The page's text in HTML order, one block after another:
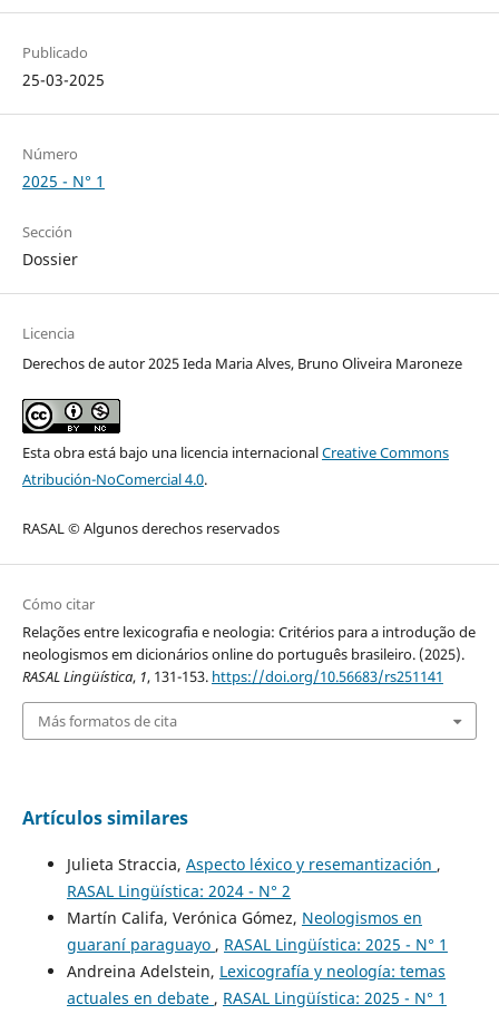
Publicado
25-03-2025
Número
2025 - N° 1
Sección
Dossier
Licencia
Derechos de autor 2025 Ieda Maria Alves, Bruno Oliveira Maroneze
Esta obra está bajo una licencia internacionalCreative Commons
Atribución-NoComercial 4.0.
RASAL © Algunos derechos reservados
Cómo citar
Relações entre lexicografia e neologia: Critérios para a introdução de
neologismos em dicionários online do português brasileiro. (2025).
RASAL Lingüística, 1, 131-153. https://doi.org/10.56683/rs251141
Más formatos de cita
Artículos similares
Julieta Straccia, Aspecto léxico y resemantización ,
RASAL Lingüística: 2024 - N° 2
Martín Califa, Verónica Gómez, Neologismos en
guaraní paraguayo , RASAL Lingüística: 2025 - N° 1
Andreina Adelstein, Lexicografía y neología: temas
actuales en debate , RASAL Lingüística: 2025 - N° 1